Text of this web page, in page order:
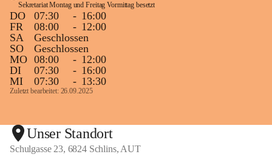
Sekretariat Montag und Freitag Vormittag besetzt
DO 07:30 - 16:00
FR
08:00 - 12:00
SA
Geschlossen
SO
Geschlossen
MO 08:00 - 12:00
DI
07:30 - 16:00
MI
07:30 - 13:30
Zuletzt bearbeitet: 26.09.2025
Unser Standort
Schulgasse 23, 6824 Schlins, AUT